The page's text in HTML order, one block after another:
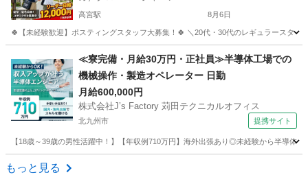
高宮駅 8月6日
🍀【未経験歓迎】ポスティングスタッフ大募集！🍀 ＼20代・30代のレギュラースタ
高宮駅 軽作業 スタッフ
≪寮完備・月給30万円・正社員≫半導体工場での
機械操作・製造オペレーター 日勤
月給600,000円
株式会社J’s Factory 苅田テクニカルオフィス
北九州市 提携サイト
【18歳～39歳の男性活躍中！】【年収例710万円】海外出張あり◎未経験から半導体
福岡 北九州市
もっと見る